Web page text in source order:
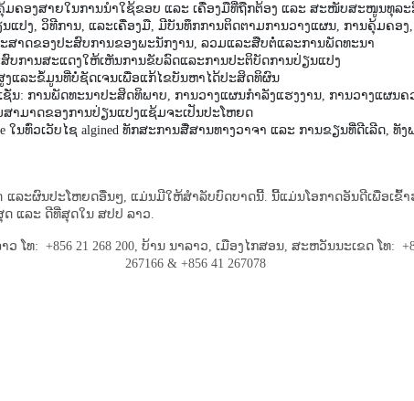
ອງສາຍໃນການນຳໃຊ້ຂອບ ແລະ ເຄື່ອງມືທີ່ຖືກຕ້ອງ ແລະ ສະໜັບສະໜູນທຸລ
ປງ, ວິ​ທີ​ການ, ແລະ​ເຄື່ອງ​ມື, ມີ​ບັນ​ທຶກ​ການ​ຕິດ​ຕາມ​ການ​ວາງ​ແຜນ, ການ​ຄຸ້ມ​ຄອ
າດ​ຂອງ​ປະ​ສົບ​ການ​ຂອງ​ພະ​ນັກ​ງານ, ລວມ​ແລະ​ສືບ​ຕໍ່​ແລະ​ການ​ພັດ​ທະ​ນາ
ການ​ສະ​ແດງ​ໃຫ້​ເຫັນ​ການ​ຂັບ​ລົດ​ແລະ​ການ​ປະ​ຕິ​ບັດ​ການ​ປ່ຽນ​ແປງ
ແລະ​ຂໍ້​ມູນ​ທີ່​ບໍ່​ຊັດ​ເຈນ​ເພື່ອ​ແກ້​ໄຂ​ບັນ​ຫາ​ໄດ້​ປະ​ສິດ​ທິ​ຜົນ
ນ: ການພັດທະນາປະສິດທິພາບ, ການວາງແຜນກໍາລັງແຮງງານ, ການວາງແຜນ
າມາດຂອງການປ່ຽນແປງແຊ້ມຈະເປັນປະໂຫຍດ
ໃນທົ່ວເວັບໄຊ algined ທັກສະການສື່ສານທາງວາຈາ ແລະ ການຂຽນທີ່ດີເລີດ, ທັ
ແລະຜົນປະໂຫຍດອື່ນໆ, ແມ່ນມີໃຫ້ສຳລັບບົດບາດນີ້. ນີ້​ແມ່ນ​ໂອກາດ​ອັນ​ດີ​ເພື່ອ​ເ
ແລະ ດີ​ທີ່​ສຸດ​ໃນ ສປປ ລາວ.
ທ: +856 21 268 200, ບ້ານ ນາລາວ, ເມືອງໄກສອນ, ສະຫວັນນະເຂດ ໂທ:
267166 & +856 41 267078